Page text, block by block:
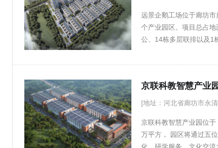
远景企鹅工场位于廊坊
个产业园区。项目总占
公、14栋多层联排以及1
将形成高新产业聚集，
京联科教智慧产业
[地址：河北省廊坊市永
京联科教智慧产业园位
万平方， 园区将通过五